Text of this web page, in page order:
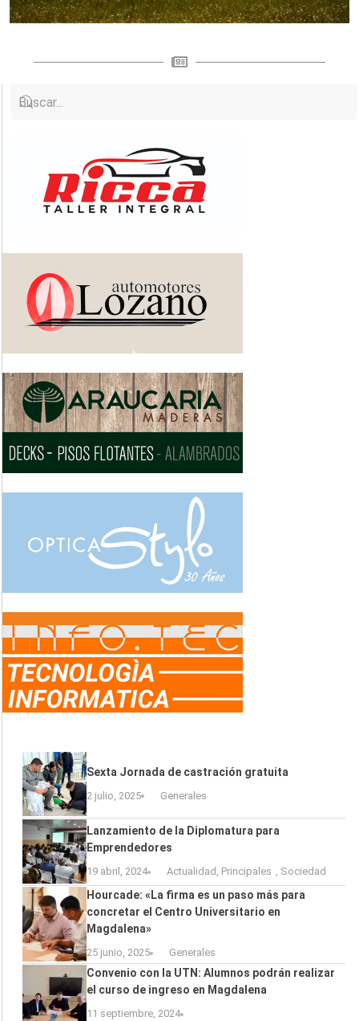
Sexta Jornada de castración gratuita
2 julio, 2025 Generales
Lanzamiento de la Diplomatura para
Emprendedores
19 abril, 2024 Actualidad , Principales , Sociedad
Hourcade: «La firma es un paso más para
concretar el Centro Universitario en
Magdalena»
25 junio, 2025 Generales
Convenio con la UTN: Alumnos podrán realizar
el curso de ingreso en Magdalena
11 septiembre, 2024